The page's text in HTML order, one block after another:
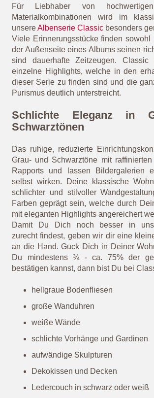
Für Liebhaber von
Materialkombinationen wird im
unsereAlbenserie Classic besonders
Viele Erinnerungsstücke finden
der Außenseite eines Albums seinen
sind dauerhafte Zeitzeugen.
einzelne Highlights, welche in den
dieser Serie zu finden sind und die
Purismus deutlich unterstreicht.
Schlichte Eleganz in
Schwarztönen
Das ruhige, reduzierte
Grau- und Schwarztöne mit
Rapports und lassen Bildergalerien
selbst wirken. Deine klassische
schlichter und stilvoller
Farben geprägt sein, welche durch
mit eleganten Highlights angereichert
Damit Du Dich noch besser in
zurecht findest, geben wir dir eine
an die Hand. Guck Dich in Deiner
Du mindestens ¾ - ca. 75% der
bestätigen kannst, dann bist Du bei
hellgraue Bodenfliesen
große Wanduhren
weiße Wände
schlichte Vorhänge und Gardinen
aufwändige Skulpturen
Dekokissen und Decken
Ledercouch in schwarz oder weiß